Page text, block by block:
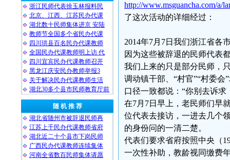
浙江民师代表徐玉林报料民
北京、江西、江苏民办代课
湖北数十民师集体进京 安陆
教师节全国多个省民办代课
四川珙县百名民办代课教师
全国民办代课教师明上访 代
四川宜宾民办代课教师召开
黑龙江庆安民办教师举报3
关于解决民办代课教师生活
湖北30多个县市民师教育厅前
随 机 推 荐
湖北省随州市被辞退民师再
江苏上千民办代课教师省府
湖北近二十个县市下岗民师
广西民办代课教师连续集体
河南全省数百民师集体请愿
http://www.msguancha.com/a/
了这次活动的详细经过：
2014年7月7日我们浙江省各
因为这些被辞退的民师代表
我们上来的只是部分民师，
调动镇干部、“村官”“村委
口径一致都说：“你别去诉
在7月7日早上，老民师们早
位代表去接访，一进去几个
的身份问的一清二楚。
代表们要求省府按照中央（
一次性补助，教龄视同缴费